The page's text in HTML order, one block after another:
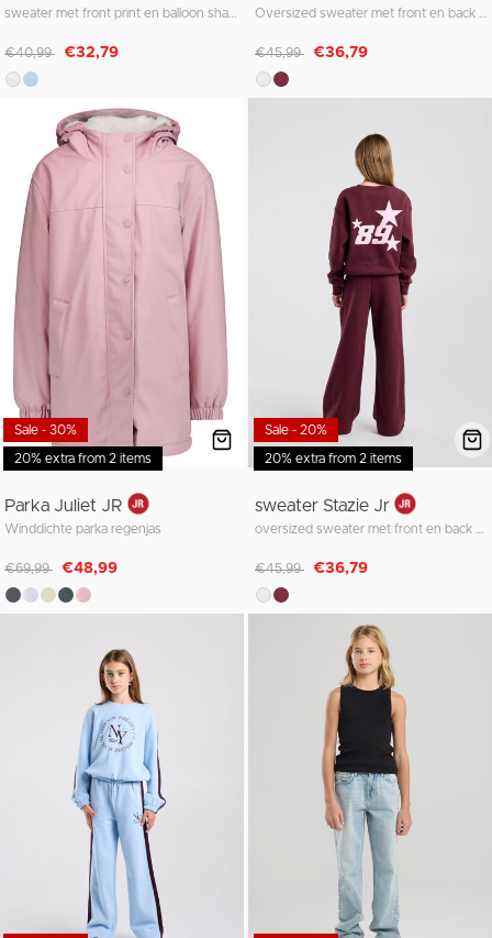
Afgeprijsd van
€40,99 naar
€32,79 Afgeprijsd van
€45,99 naar
€36,79
20% extra from 2 items
Sale - 30%
Parka Juliet JR
Winddichte parka regenjas
Afgeprijsd van
€69,99 naar
€48,99
20% extra from 2 items
Sale - 20%
sweater Stazie Jr
Afgeprijsd van
€45,99 naar
€36,79